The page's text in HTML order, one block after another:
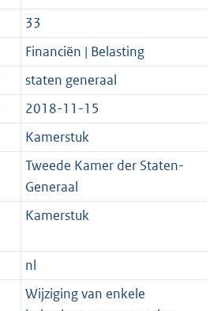
33
Financiën | Belasting
staten generaal
2018-11-15
Kamerstuk
Tweede Kamer der Staten-
Generaal
Kamerstuk
nl
Wijziging van enkele